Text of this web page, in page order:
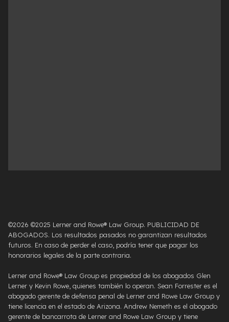
©2026 ©2025 Lerner and Rowe® Law Group. PUBLICIDAD DE
ABOGADOS. Los resultados pasados ​​no garantizan resultados
futuros. En caso de perder el caso, podría tener que pagar los
honorarios legales de la parte contraria.
Lerner and Rowe® Law Group es propiedad de los abogados Glen
Lerner y Kevin Rowe, quienes también lo operan. Sean Forrester es el
abogado gerente de defensa penal de Lerner and Rowe Law Group y
tiene licencia en el estado de Arizona. Andrew Nemeth es el abogado
gerente de bancarrota de Lerner and Rowe Law Group y tiene